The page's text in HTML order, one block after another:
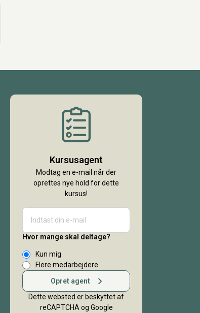
Kursusagent
Modtag en e-mail når der
oprettes nye hold for dette
kursus!
Hvor mange skal deltage?
Kun mig
Flere medarbejdere
Opret agent
Dette websted er beskyttet af
reCAPTCHA og Google